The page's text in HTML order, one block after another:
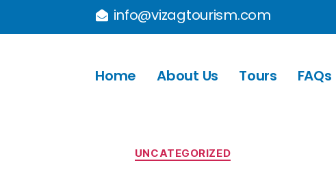
info@vizagtourism.com
Home About Us Tours FAQs
UNCATEGORIZED